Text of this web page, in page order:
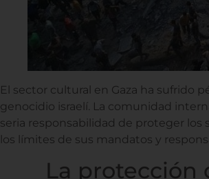
El sector cultural en Gaza ha sufrido
genocidio israelí. La comunidad
seria responsabilidad de proteger los
los límites de sus mandatos y
La protección